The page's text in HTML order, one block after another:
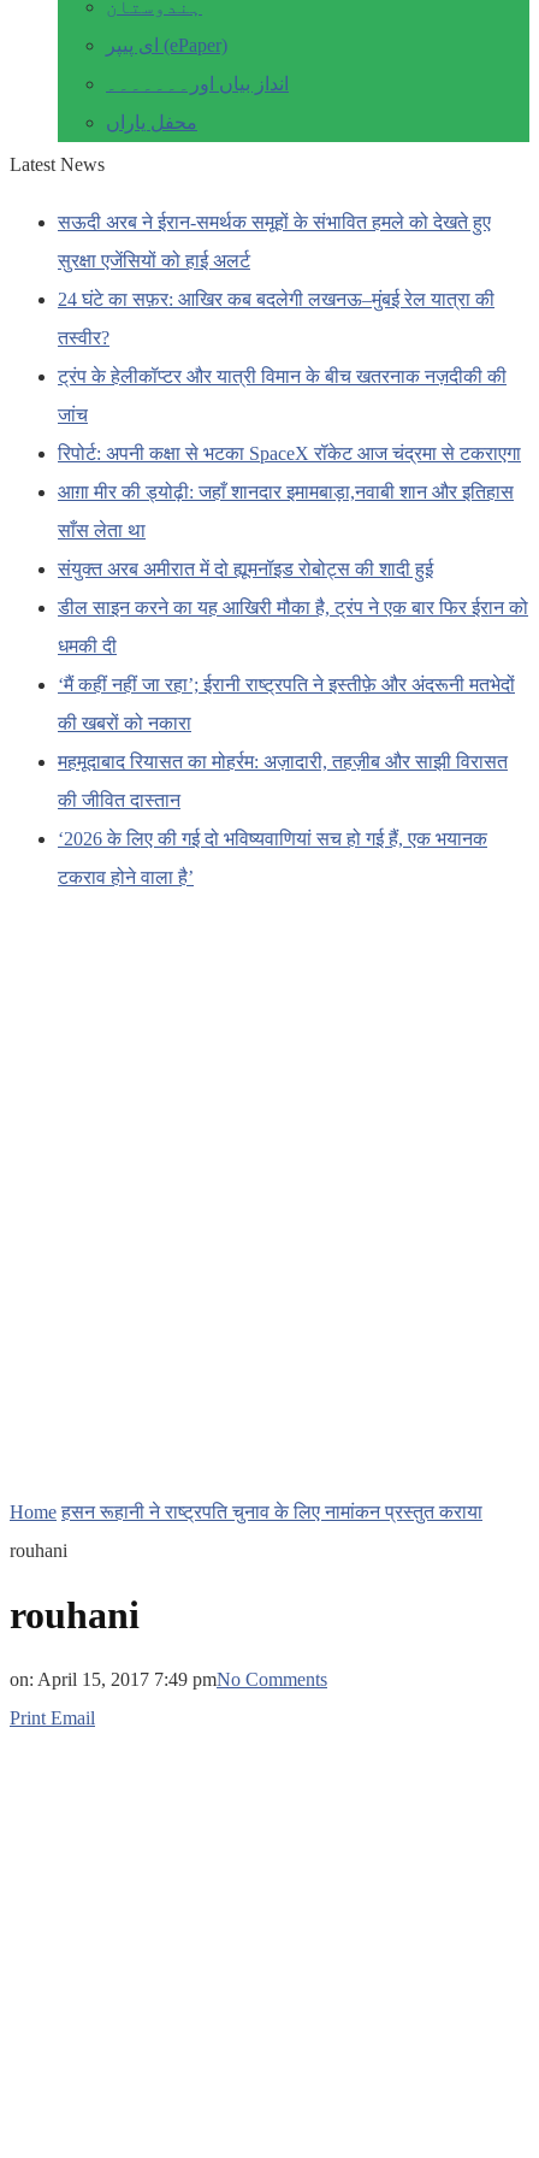
ہندوستان
ای پیپر (ePaper)
انداز بیاں اور۔۔۔۔۔۔۔
محفل یاراں
Latest News
सऊदी अरब ने ईरान-समर्थक समूहों के संभावित हमले को देखते हुए
सुरक्षा एजेंसियों को हाई अलर्ट
24 घंटे का सफ़र: आखिर कब बदलेगी लखनऊ–मुंबई रेल यात्रा की
तस्वीर?
ट्रंप के हेलीकॉप्टर और यात्री विमान के बीच खतरनाक नज़दीकी की
जांच
रिपोर्ट: अपनी कक्षा से भटका SpaceX रॉकेट आज चंद्रमा से टकराएगा
आग़ा मीर की ड्योढ़ी: जहाँ शानदार इमामबाड़ा,नवाबी शान और इतिहास
साँस लेता था
संयुक्त अरब अमीरात में दो ह्यूमनॉइड रोबोट्स की शादी हुई
डील साइन करने का यह आखिरी मौका है, ट्रंप ने एक बार फिर ईरान को
धमकी दी
‘मैं कहीं नहीं जा रहा’; ईरानी राष्ट्रपति ने इस्तीफ़े और अंदरूनी मतभेदों
की खबरों को नकारा
महमूदाबाद रियासत का मोहर्रम: अज़ादारी, तहज़ीब और साझी विरासत
की जीवित दास्तान
‘2026 के लिए की गई दो भविष्यवाणियां सच हो गई हैं, एक भयानक
टकराव होने वाला है’
Home हसन रूहानी ने राष्ट्रपति चुनाव के लिए नामांकन प्रस्तुत कराया
rouhani
rouhani
on: April 15, 2017 7:49 pmNo Comments
Print Email